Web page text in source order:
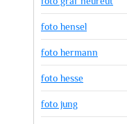
foto hensel
foto hermann
foto hesse
foto jung